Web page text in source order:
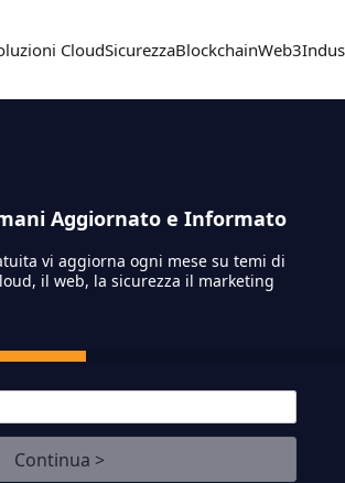
CloudSicurezzaBlockchainWeb3
Aggiornato e Informato
vi aggiorna ogni mese su temi di
il web, la sicurezza il marketing
Continua >